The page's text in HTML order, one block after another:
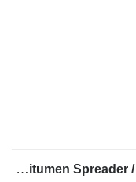
TICAB Manufacturer Bitumen Spreader / Bitumen Emulsion Sprayer 2000 L